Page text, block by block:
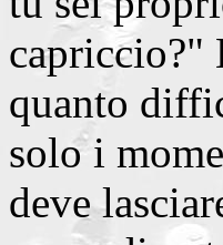
capriccio?"
quanto
solo i
deve